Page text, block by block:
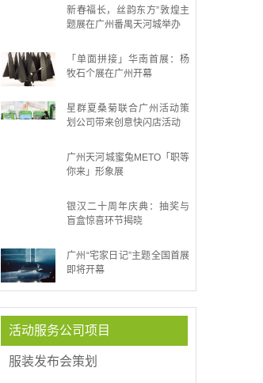
新春福长，丝韵东方”敦煌主
题展在广州番禺天河城举办
「单面拼接」华南首展：杨
牧石个展在广州开幕
星群夏桑菊联合广州活动策
划公司带来创意快闪店活动
广州天河城蜜兔METO「职等
你来」形象展
银汉二十周年庆典：抽奖与
盲盒惊喜环节揭晓
广州“宅家日记”主题全国首展
即将开幕
活动服务公司项目
服装发布会策划